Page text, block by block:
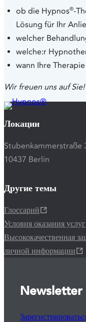
ob die Hypnos®-
Lösung für Ihr
welcher
welche:r
wann Ihre
Wir freuen uns auf Sie!
Локации
Stubenkammerstraße
10437 Berlin
Другие темы
Глоссарий
Условия оказания услуг
Высококачественная
личной информации
Newsletter